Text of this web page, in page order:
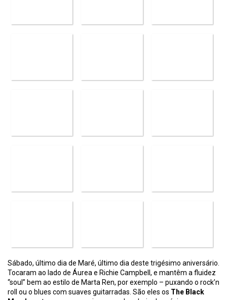
Sábado, último dia de Maré, último dia deste trigésimo aniversário.
Tocaram ao lado de Áurea e Richie Campbell, e mantêm a fluidez
“soul” bem ao estilo de Marta Ren, por exemplo – puxando o rock’n
roll ou o blues com suaves guitarradas. São eles os The Black